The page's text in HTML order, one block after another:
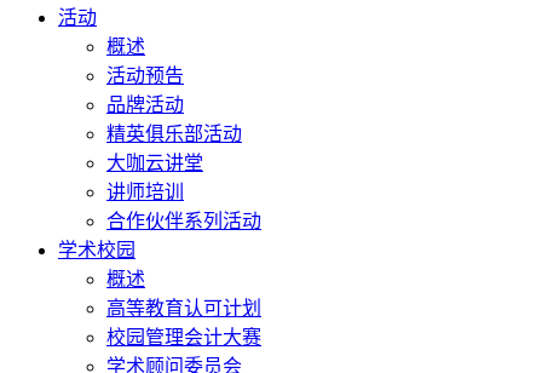
活动
概述
活动预告
品牌活动
精英俱乐部活动
大咖云讲堂
讲师培训
合作伙伴系列活动
学术校园
概述
高等教育认可计划
校园管理会计大赛
学术顾问委员会